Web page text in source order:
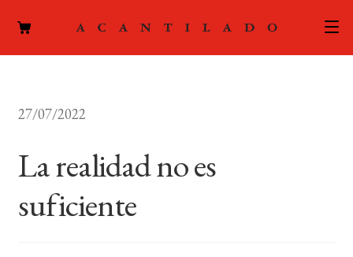
ACTUALIDAD
27/07/2022
La realidad no es
suficiente